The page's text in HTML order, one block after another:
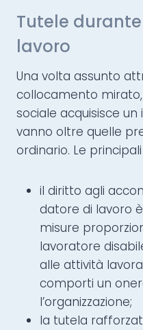
Tutele
lavoro
Una volta assunto
collocamento
sociale acquisisce
vanno oltre quelle
ordinario. Le
il diritto agli
datore di lavoro
misure
lavoratore
alle attività
comporti un
l’organizzazione;
la tutela